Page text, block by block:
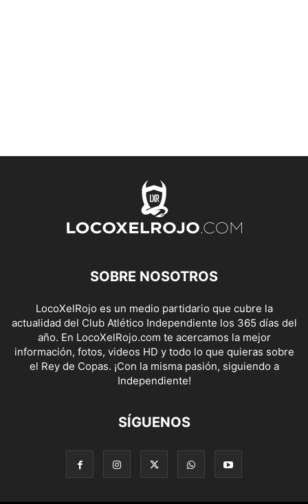
SOBRE NOSOTROS
LocoXelRojo es un medio partidario que cubre la
actualidad del Club Atlético Independiente los 365 días del
año. En LocoXelRojo.com te acercamos la mejor
información, fotos, videos HD y todo lo que quieras sobre
el Rey de Copas. ¡Con la misma pasión, siguiendo a
Independiente!
SÍGUENOS